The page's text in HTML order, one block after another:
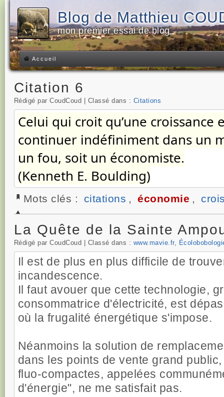
Blog de Matthieu
mon premier essai de blog
Accueil
Citation 6
Rédigé par CoudCoud | Classé dans : Citations
Celui qui croit qu’une
continuer indéfiniment dans un
un fou, soit un économiste.
(Kenneth E. Boulding)
Mots clés : citations , économie ,
La Quête de la Sainte
Rédigé par CoudCoud | Classé dans : www.mavie.fr,
Il est de plus en plus difficile de
incandescence.
Il faut avouer que cette technologie,
consommatrice d'électricité, est
où la frugalité énergétique s'impose.
Néanmoins la solution de
dans les points de vente grand
fluo-compactes, appelées
d'énergie", ne me satisfait pas.